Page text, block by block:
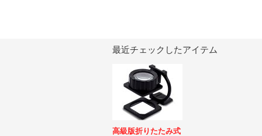
最近チェックしたアイテム
高級版折りたたみ式